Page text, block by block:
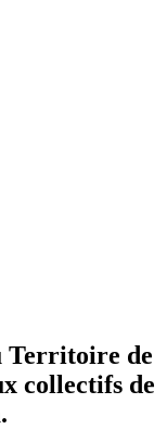
Territoire de
collectifs de